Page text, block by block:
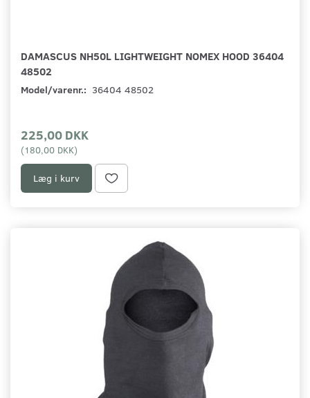
DAMASCUS NH50L LIGHTWEIGHT NOMEX HOOD 36404
48502
Model/varenr.: 36404 48502
225,00 DKK
(180,00 DKK)
Læg i kurv